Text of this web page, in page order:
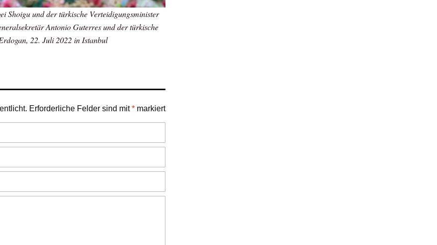
Shoigu und der türkische Verteidigungsminister
Antonio Guterres und der türkische
22. Juli 2022 in Istanbul
Erforderliche Felder sind mit* markiert